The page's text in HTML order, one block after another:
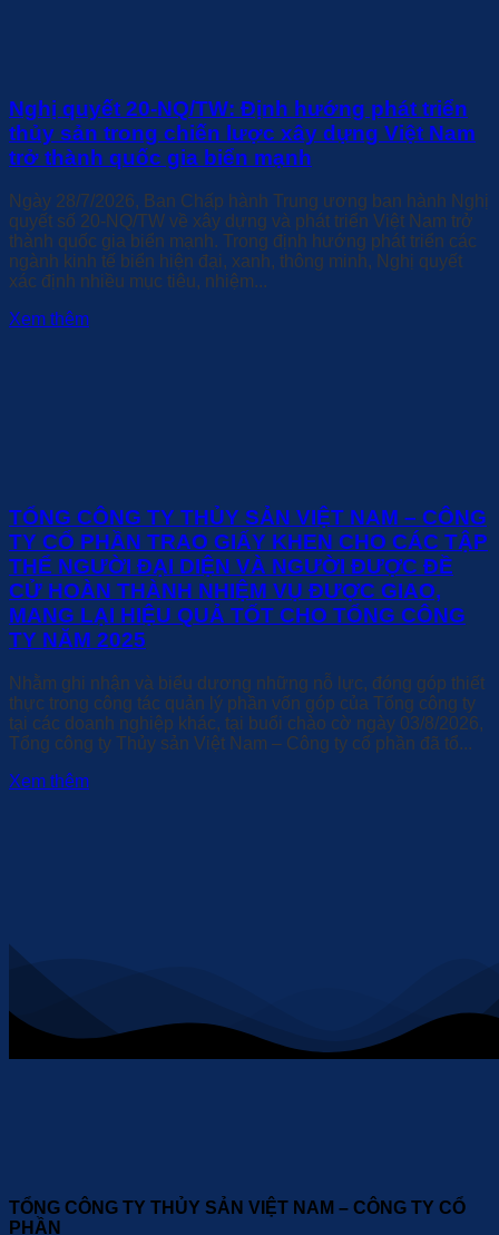
Nghị quyết 20-NQ/TW: Định hướng phát triển
thủy sản trong chiến lược xây dựng Việt Nam
trở thành quốc gia biển mạnh
Ngày 28/7/2026, Ban Chấp hành Trung ương ban hành Nghị
quyết số 20-NQ/TW về xây dựng và phát triển Việt Nam trở
thành quốc gia biển mạnh. Trong định hướng phát triển các
ngành kinh tế biển hiện đại, xanh, thông minh, Nghị quyết
xác định nhiều mục tiêu, nhiệm...
Xem thêm
TỔNG CÔNG TY THỦY SẢN VIỆT NAM – CÔNG
TY CỔ PHẦN TRAO GIẤY KHEN CHO CÁC TẬP
THỂ NGƯỜI ĐẠI DIỆN VÀ NGƯỜI ĐƯỢC ĐỀ
CỬ HOÀN THÀNH NHIỆM VỤ ĐƯỢC GIAO,
MANG LẠI HIỆU QUẢ TỐT CHO TỔNG CÔNG
TY NĂM 2025
Nhằm ghi nhận và biểu dương những nỗ lực, đóng góp thiết
thực trong công tác quản lý phần vốn góp của Tổng công ty
tại các doanh nghiệp khác, tại buổi chào cờ ngày 03/8/2026,
Tổng công ty Thủy sản Việt Nam – Công ty cổ phần đã tổ...
Xem thêm
TỔNG CÔNG TY THỦY SẢN VIỆT NAM – CÔNG TY CỔ
PHẦN